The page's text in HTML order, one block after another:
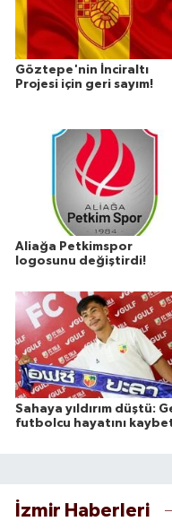
Göztepe'nin İnciraltı
Projesi için geri sayım!
Aliağa Petkimspor
logosunu değiştirdi!
Sahaya yıldırım düştü:
futbolcu hayatını
İzmir Haberleri